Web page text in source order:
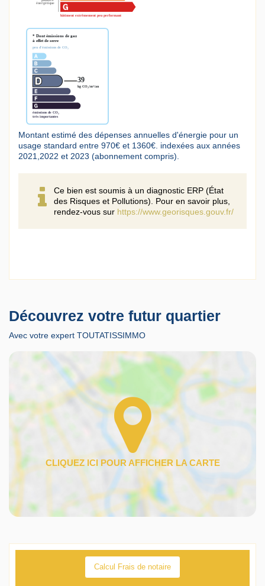
Montant estimé des dépenses annuelles d'énergie pour un
usage standard entre 970€ et 1360€. indexées aux années
2021,2022 et 2023 (abonnement compris).
Ce bien est soumis à un diagnostic ERP (État
des Risques et Pollutions). Pour en savoir plus,
rendez-vous sur https://www.georisques.gouv.fr/
Découvrez votre futur quartier
Avec votre expert TOUTATISSIMMO
Calcul Frais de notaire